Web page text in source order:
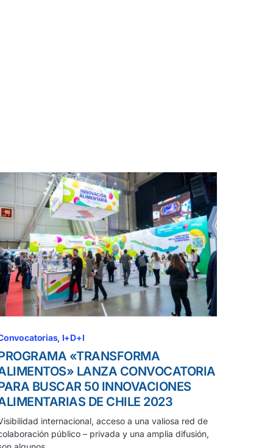
I+D+I
«TRANSFORMA
LANZA CONVOCATORIA
BUSCAR 50 INNOVACIONES
DE CHILE 2023
internacional, acceso a una valiosa red de
público – privada y una amplia difusión,